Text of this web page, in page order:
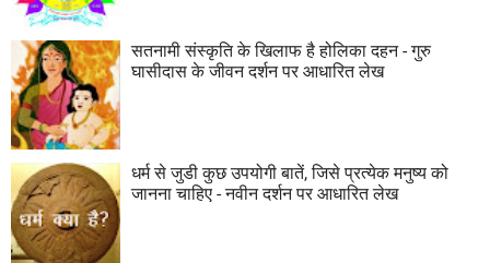
सतनामी संस्कृति के खिलाफ है होलिका दहन - गुरु
घासीदास के जीवन दर्शन पर आधारित लेख
धर्म से जुडी कुछ उपयोगी बातें, जिसे प्रत्येक मनुष्य को
जानना चाहिए - नवीन दर्शन पर आधारित लेख